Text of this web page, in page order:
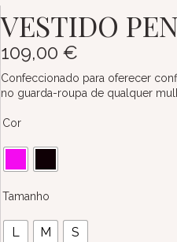
VESTIDO
109,00 €
Confeccionado para oferecer
no guarda-roupa de qualquer
Cor
Tamanho
L M S